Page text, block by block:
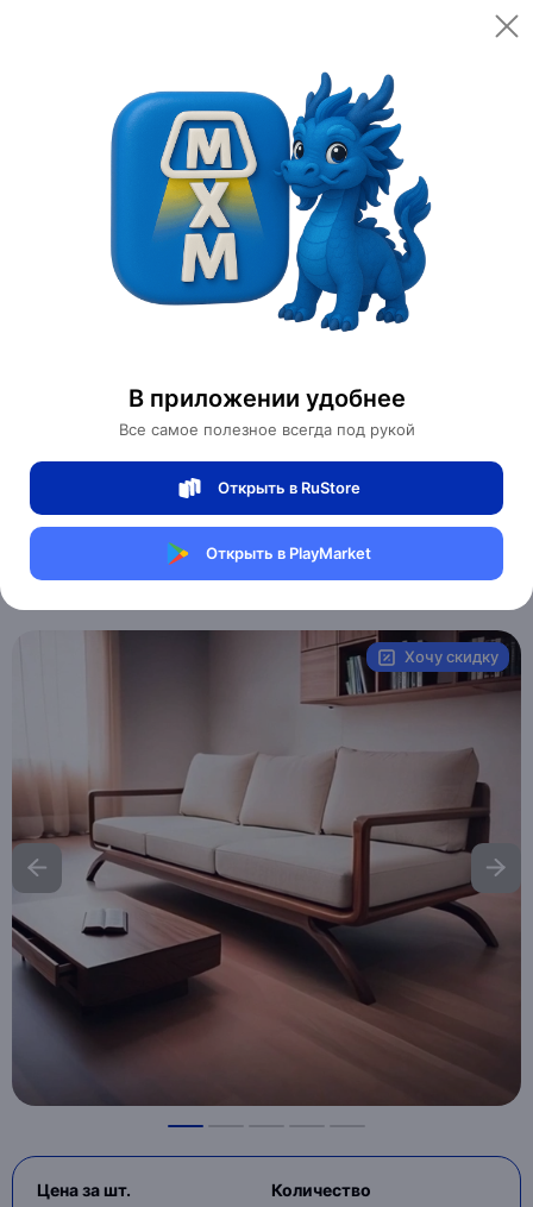
В приложении удобнее
Все самое полезное всегда под рукой
Открыть в RuStore
Открыть в PlayMarket
Открыть
Категории
Мебель для дома и офиса
Гостиничная мебель
Прямой диван Eleanor ясень, ткань,
240*85*85 см
0 отзывов
Хочу скидку
Цена за шт. Количество